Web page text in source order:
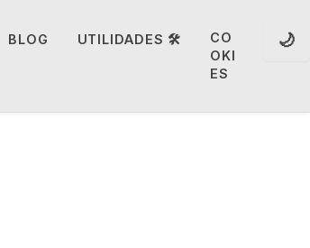
BLOG UTILIDADES 🛠️
CO
OKI
ES
🌙